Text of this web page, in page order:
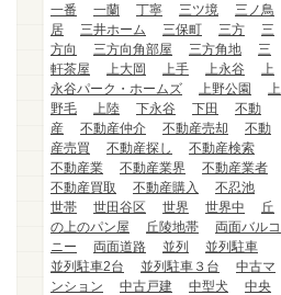
一番
一蘭 丁寧 三ツ境
三ノ鳥
居
三井ホーム 三保町 三方
三
方向
三方向角部屋 三方角地
三
軒茶屋
上大岡 上手 上永谷
上
永谷パーク・ホームズ
上野公園
上
野毛
上陸 下永谷 下田
不動
産
不動産仲介 不動産売却
不動
産売買
不動産探し
不動産検索
不動産業
不動産業界
不動産業者
不動産買取
不動産購入
不忍池
世帯
世田谷区 世界 世界中
丘
の上のパン屋
丘陵地帯
両面バルコ
ニー
両面道路 並列
並列駐車
並列駐車2台
並列駐車３台
中古マ
ンション
中古戸建 中型犬
中央